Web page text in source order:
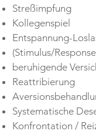
Streßimpfung
Kollegenspiel
Entspannung-
(Stimulus/
beruhigende
Reattribierung
Systematische
Konfrontation /